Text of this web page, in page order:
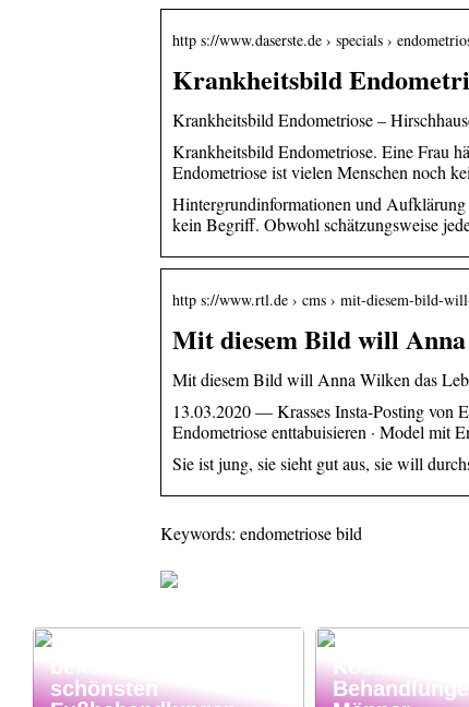
http s://www.daserste.de › specials ›
Krankheitsbild
Krankheitsbild Endometriose –
Krankheitsbild Endometriose. Eine Frau
Endometriose ist vielen Menschen noch
Hintergrundinformationen und
kein Begriff. Obwohl schätzungsweise
http s://www.rtl.de › cms › mit-diesem-bild-
Mit diesem Bild will
Mit diesem Bild will Anna Wilken das
13.03.2020 — Krasses Insta-Posting
Endometriose enttabuisieren · Model mit
Sie ist jung, sie sieht gut aus, sie will
Keywords: endometriose bild
Klinik AK: Hier
bekommt man die
schönsten
Kosmetische